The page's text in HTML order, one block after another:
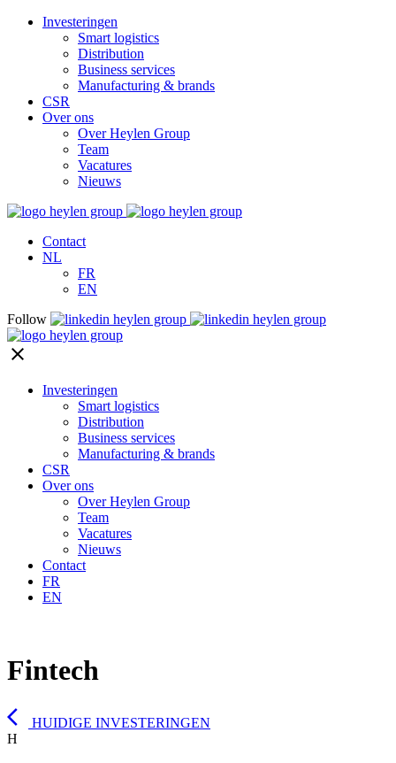
Investeringen
Smart logistics
Distribution
Business services
Manufacturing & brands
CSR
Over ons
Over Heylen Group
Team
Vacatures
Nieuws
Contact
NL
FR
EN
Follow
close
Investeringen
Smart logistics
Distribution
Business services
Manufacturing & brands
CSR
Over ons
Over Heylen Group
Team
Vacatures
Nieuws
Contact
FR
EN
Fintech
arrow_back_ios
HUIDIGE INVESTERINGEN
H